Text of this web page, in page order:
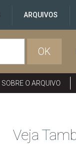
ARQUIVOS
OK
SOBRE O ARQUIVO
Veja